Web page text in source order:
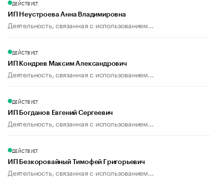
ДЕЙСТВУЕТ
ИП Неустроева Анна Владимировна
Деятельность, связанная с использованием...
ДЕЙСТВУЕТ
ИП Кондрев Максим Александрович
Деятельность, связанная с использованием...
ДЕЙСТВУЕТ
ИП Богданов Евгений Сергеевич
Деятельность, связанная с использованием...
ДЕЙСТВУЕТ
ИП Безкоровайный Тимофей Григорьевич
Деятельность, связанная с использованием...